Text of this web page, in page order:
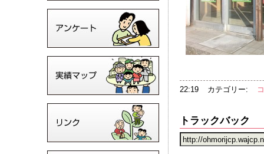
22:19 カテゴリー:
トラックバック